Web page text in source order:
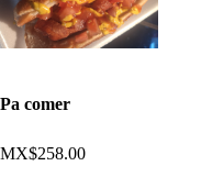
Pa comer
MX$258.00